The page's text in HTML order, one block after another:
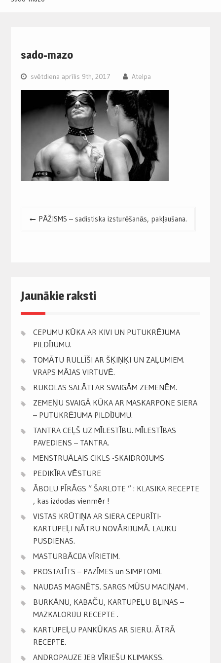
sado-mazo
svētdiena aprīlis 9th, 2017 Atelpa
PostPĀŽISMS – sadistiska izsturēšanās, pakļaušana.
Jaunākie raksti
CEPUMU KŪKA AR KIVI UN PUTUKRĒJUMA
PILDĪJUMU.
TOMĀTU RULLĪŠI AR ŠĶIŅĶI UN ZAĻUMIEM.
VRAPS MĀJAS VIRTUVĒ.
RUKOLAS SALĀTI AR SVAIGĀM ZEMENĒM.
ZEMEŅU SVAIGĀ KŪKA AR MASKARPONE SIERA
– PUTUKRĒJUMA PILDĪJUMU.
TANTRA CEĻŠ UZ MĪLESTĪBU. MĪLESTĪBAS
PAVEDIENS – TANTRA.
MENSTRUĀLAIS CIKLS -SKAIDROJUMS
PEDIKĪRA VĒSTURE
ĀBOLU PĪRĀGS ” ŠARLOTE ” : KLASIKA RECEPTE
, kas izdodas vienmēr !
VISTAS KRŪTIŅA AR SIERA CEPURĪTI-
KARTUPEĻI NĀTRU NOVĀRIJUMĀ. LAUKU
PUSDIENAS.
MASTURBĀCIJA VĪRIETIM.
PROSTATĪTS – PAZĪMES un SIMPTOMI.
NAUDAS MAGNĒTS. SARGS MŪSU MACIŅAM .
BURKĀNU, KABAČU, KARTUPEĻU BĻINAS –
MAZKALORIJU RECEPTE .
KARTUPEĻU PANKŪKAS AR SIERU. ĀTRĀ
RECEPTE.
ANDROPAUZE JEB VĪRIEŠU KLIMAKSS.